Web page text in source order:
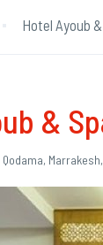
Hotel Ayoub
&